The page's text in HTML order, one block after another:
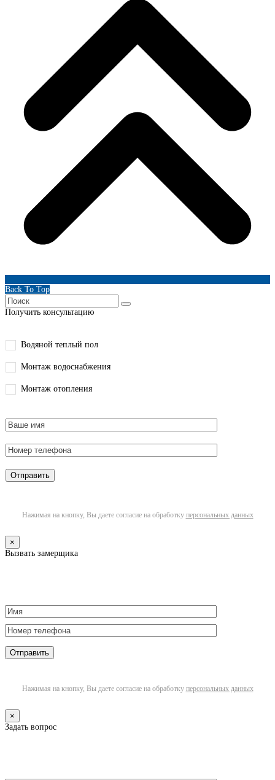
Back To Top
Получить консультацию
Водяной теплый пол
Монтаж водоснабжения
Монтаж отопления
Нажимая на кнопку, Вы даете согласие на обработку персональных данных
×
Вызвать замерщика
Нажимая на кнопку, Вы даете согласие на обработку персональных данных
×
Задать вопрос